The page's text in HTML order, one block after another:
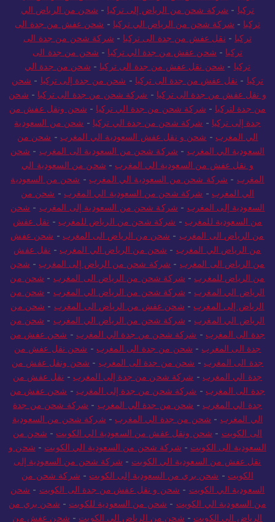
تركيا - شركة شحن من الرياض الى تركيا - شحن من الرياض الي
تركيا - شركة شحن من الرياض إلى تركيا - شحن من الرياض الي
تركيا- شركة شحن من الرياض الي تركيا-
شحن عفش من جدة الى
تركيا- نقل عفش من جدة الى تركيا-شركة شحن من جدة الى
تركيا -شحن عفش من جدة الي تركيا- شحن من جدة الى
تركيا- شحن نقل عفش من جدة الى تركيا - شحن من جدة الي
تركيا
-نقل عفش من جدة الى تركيا- شحن من جدة إلى تركيا - شحن
و نقل عفش من جدة الى تركيا- شركة شحن من جدة الى تركيا-شحن
من جدة لتركيا - شركة شحن من جدة الي تركيا - شحن ونقل عفش من
جدة إلى تركيا-شركة شحن من جدة الي تركيا -شحن من السعودية
الي المغرب
- شحن و نقل عفش السعودية الي المغرب - شحن من
السعودية الي المغرب-شركة شحن من السعودية الى المغرب-شحن
و نقل عفش من السعودية الي المغرب- شحن من السعودية الي
المغرب-شركة شحن من السعودية الي المغرب-شحن من السعودية
الي المغرب-شركة شحن من السعودية الي المغرب-شحن من
السعودية إلى المغرب
- شركة شحن من السعودية إلى المغرب -شحن
من السعودية للمغرب
شركة شحن من الرياض للمغرب-نقل عفش
من الرياض الى المغرب
-شحن من الرياض الى المغرب - شحن عفش
من الرياض الي المغرب-شحن من الرياض الي المغرب -
نقل عفش
من الرياض الى المغرب -شركة شحن من الرياض إلى المغرب - شحن
من الرياض للمغرب
- شركة شحن من الرياض الى المغرب - شحن من
الرياض الي المغرب
- شركة شحن من الرياض الي المغرب - شحن من
الرياض إلى المغرب
-شحن عفش من الرياض الى المغرب - شحن من
الرياض الي المغرب- شركة شحن من الرياض الي المغرب - شحن من
جدة الى المغرب
-شركة شحن من جدة الي المغرب- شحن عفش من
جدة الى المغرب -شحن من جدة الى المغرب -شحن نقل عفش من
جدة الى المغرب
- شحن من جدة الى المغرب- شحن ونقل عفش من
جدة الي المغرب-شركة شحن من جدة إلى المغرب-نقل عفش من
جدة الى المغرب
- شركة شحن من جدة إلى المغرب- شحن عفش من
جدة الي المغرب- شحن من جدة الي المغرب -شركة شحن من جدة
الي المغرب -شحن من جدة الي المغرب - شركة شحن من السعودية
الى الكويت
-شحن ونقل عفش من السعودية الي الكويت -شحن من
السعودية الى الكويت - شركة شحن من السعودية الي الكويت - شحن و
نقل عفش من السعودية الي الكويت -
شركة شحن من السعودية إلى
الكويت- شحن بري من السعودية إلى الكويت- شركة شحن من
السعودية الي الكويت-شحن و نقل عفش من جدة الى الكويت
شحن
من السعودية الي الكويت-شحن من السعودية للكويت-شحن بري من